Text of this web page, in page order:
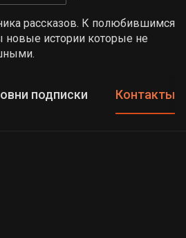
рассказов. К полюбившимся
новые истории которые не
подписки Контакты